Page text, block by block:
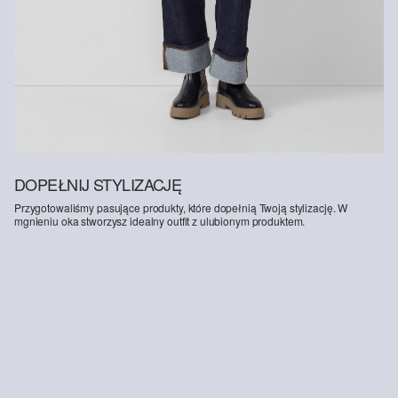
DOPEŁNIJ STYLIZACJĘ
Przygotowaliśmy pasujące produkty, które dopełnią Twoją stylizację. W
mgnieniu oka stworzysz idealny outfit z ulubionym produktem.